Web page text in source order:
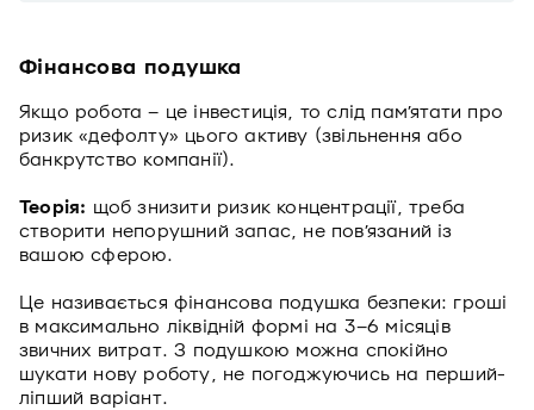
Фінансова подушка
Якщо робота – це інвестиція, то слід пам’ятати про
ризик «дефолту» цього активу (звільнення або
банкрутство компанії).
Теорія: щоб знизити ризик концентрації, треба
створити непорушний запас, не пов’язаний із
вашою сферою.
Це називається фінансова подушка безпеки: гроші
в максимально ліквідній формі на 3–6 місяців
звичних витрат. З подушкою можна спокійно
шукати нову роботу, не погоджуючись на перший-
ліпший варіант.